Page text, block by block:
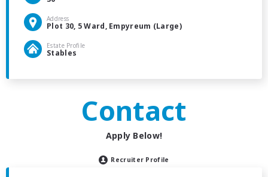
Address
Plot 30, 5 Ward, Empyreum (Large)
Estate Profile
Stables
Contact
Apply Below!
Recruiter Profile